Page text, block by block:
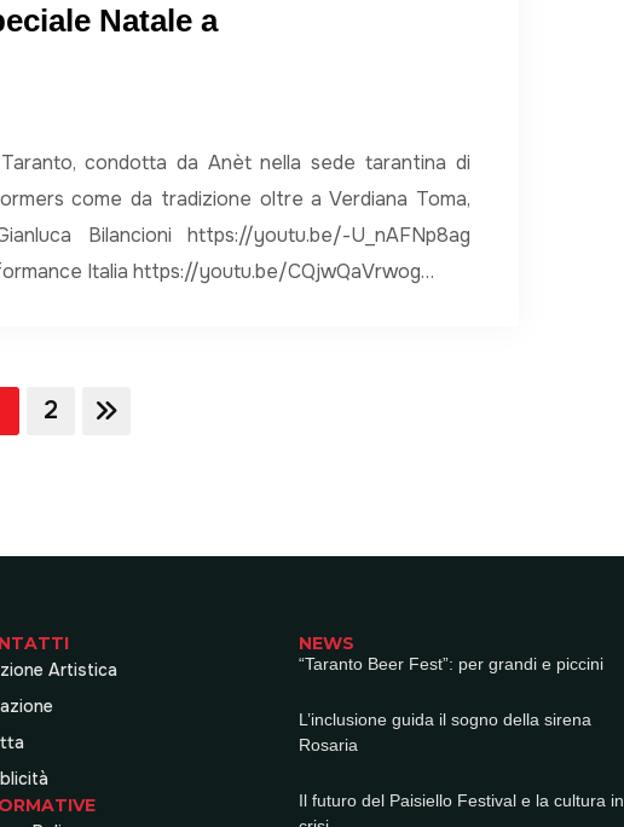
Natale a
condotta da Anèt nella sede tarantina di
come da tradizione oltre a Verdiana Toma,
Bilancioni https://youtu.be/-U_nAFNp8ag
Italia https://youtu.be/CQjwQaVrwog…
2
Artistica
NEWS
“Taranto Beer Fest”: per grandi e piccini
L’inclusione guida il sogno della sirena
Rosaria
Il futuro del Paisiello Festival e la cultura in